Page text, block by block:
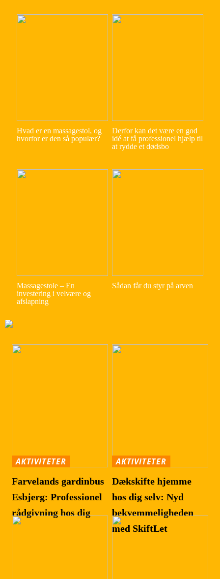
Hvad er en massagestol, og
hvorfor er den så populær?
Derfor kan det være en god
idé at få professionel hjælp til
at rydde et dødsbo
Massagestole – En
investering i velvære og
afslapning
Sådan får du styr på arven
AKTIVITETER
Farvelands gardinbus
Esbjerg: Professionel
rådgivning hos dig
AKTIVITETER
Dækskifte hjemme
hos dig selv: Nyd
bekvemmeligheden
med SkiftLet